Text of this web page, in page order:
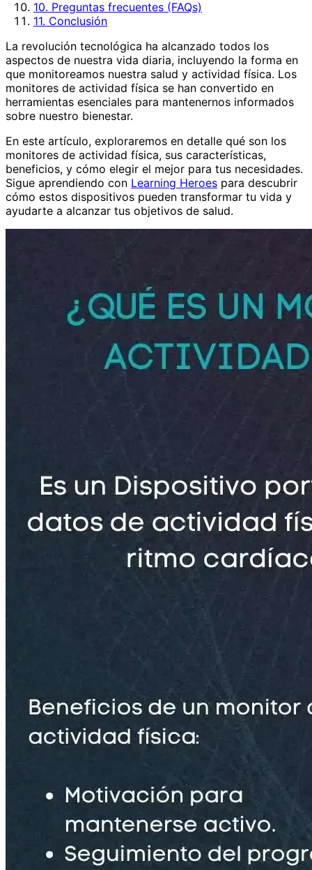
10. Preguntas frecuentes (FAQs)
11. Conclusión
La revolución tecnológica ha alcanzado todos los
aspectos de nuestra vida diaria, incluyendo la forma en
que monitoreamos nuestra salud y actividad física. Los
monitores de actividad física se han convertido en
herramientas esenciales para mantenernos informados
sobre nuestro bienestar.
En este artículo, exploraremos en detalle qué son los
monitores de actividad física, sus características,
beneficios, y cómo elegir el mejor para tus necesidades.
Sigue aprendiendo con Learning Heroes para descubrir
cómo estos dispositivos pueden transformar tu vida y
ayudarte a alcanzar tus objetivos de salud.